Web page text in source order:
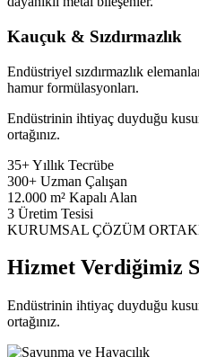
Kauçuk & Sızdırmazlık
Endüstriyel sızdırmazlık
hamur formülasyonları.
Endüstrinin ihtiyaç duyduğu
ortağınız.
35+Yıllık Tecrübe
300+ Uzman Çalışan
12.000 m² Kapalı Alan
3 Üretim Tesisi
KURUMSAL ÇÖZÜM
Hizmet Verdiğimiz
Endüstrinin ihtiyaç duyduğu
ortağınız.